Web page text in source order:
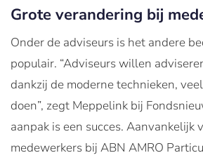
Grote verandering bij
Onder de adviseurs is het andere
populair. “Adviseurs willen
dankzij de moderne technieken,
doen”, zegt Meppelink bij
aanpak is een succes. Aanvankelijk
medewerkers bij ABN AMRO